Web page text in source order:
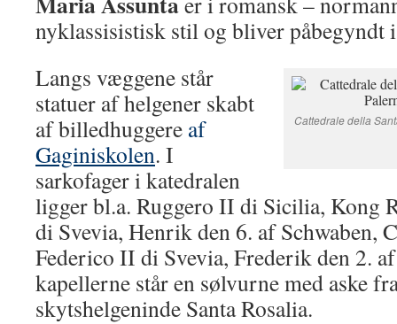
nyklassisistisk stil og bliver påbegyndt
Cattedrale della
Langs væggene står
statuer af helgener skabt
af billedhuggere af
Gaginiskolen. I
sarkofager i katedralen
ligger bl.a. Ruggero II di Sicilia, Kong
di Svevia, Henrik den 6. af Schwaben,
Federico II di Svevia, Frederik den 2.
kapellerne står en sølvurne med aske
skytshelgeninde Santa Rosalia.